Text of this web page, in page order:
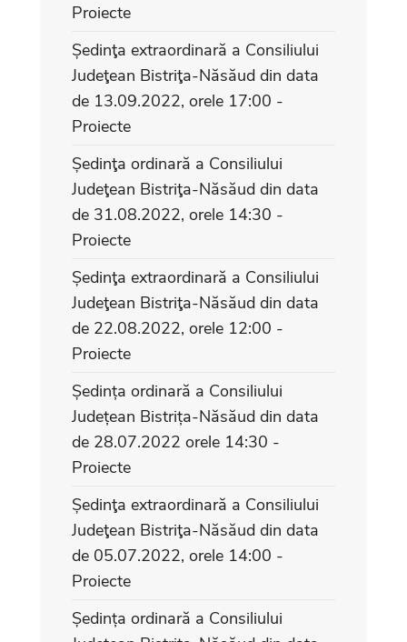
Proiecte
Ședinţa extraordinară a Consiliului
Judeţean Bistriţa-Năsăud din data
de 13.09.2022, orele 17:00 -
Proiecte
Ședinţa ordinară a Consiliului
Judeţean Bistriţa-Năsăud din data
de 31.08.2022, orele 14:30 -
Proiecte
Ședinţa extraordinară a Consiliului
Judeţean Bistriţa-Năsăud din data
de 22.08.2022, orele 12:00 -
Proiecte
Ședința ordinară a Consiliului
Județean Bistrița-Năsăud din data
de 28.07.2022 orele 14:30 -
Proiecte
Ședinţa extraordinară a Consiliului
Judeţean Bistriţa-Năsăud din data
de 05.07.2022, orele 14:00 -
Proiecte
Ședința ordinară a Consiliului